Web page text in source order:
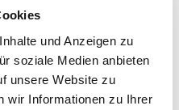
und Anzeigen zu
soziale Medien anbieten
unsere Website zu
wir Informationen zu Ihrer
ein
einloggen, können Sie
zurücksetzen» ein